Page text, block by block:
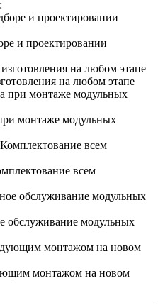
и проектировании
на любом этапе
монтаже модульных
всем
обслуживание модульных
монтажом на новом